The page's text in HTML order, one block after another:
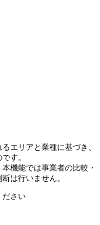
エリアと業種に基づき、
す。
機能では事業者の比較・
は行いません。
ださい